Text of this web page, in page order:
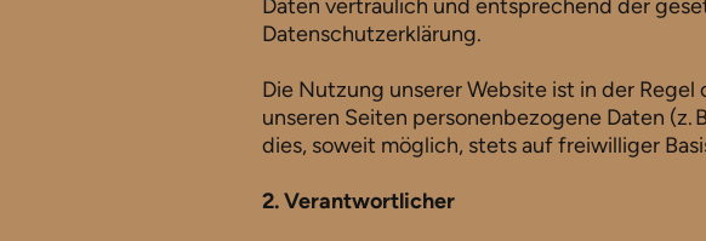
Daten vertraulich und entsprechend der
Datenschutzerklärung.
Die Nutzung unserer Website ist in der
unseren Seiten personenbezogene Daten
dies, soweit möglich, stets auf freiwilliger
2. Verantwortlicher